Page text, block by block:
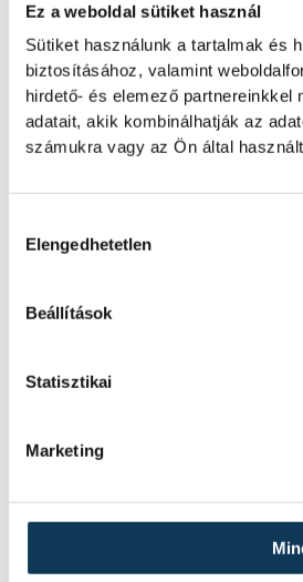
Ez a weboldal sütiket használ
Sütiket használunk a tartalmak és
biztosításához, valamint
hirdető- és elemező
adatait, akik kombinálhatják az
számukra vagy az Ön által
Elengedhetetlen
Beállítások
Statisztikai
Marketing
A gólok mellett
Gasper
veszprémi közönség
azonban Gasper
a bakonyiak 24-es
visszavonultatott.
Bajnokok
Huszonkét játékossal
Veszprém férfi
szezonnyitó
kijelentette: a jubileumi